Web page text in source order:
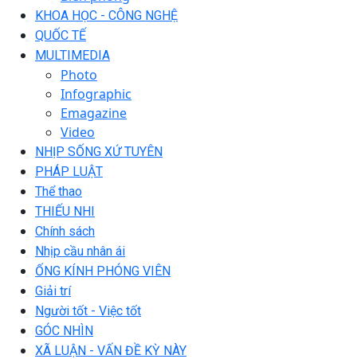
KHOA HỌC - CÔNG NGHỆ
QUỐC TẾ
MULTIMEDIA
Photo
Infographic
Emagazine
Video
NHỊP SỐNG XỨ TUYÊN
PHÁP LUẬT
Thể thao
THIẾU NHI
Chính sách
Nhịp cầu nhân ái
ỐNG KÍNH PHÓNG VIÊN
Giải trí
Người tốt - Việc tốt
GÓC NHÌN
XÃ LUẬN - VẤN ĐỀ KỲ NÀY